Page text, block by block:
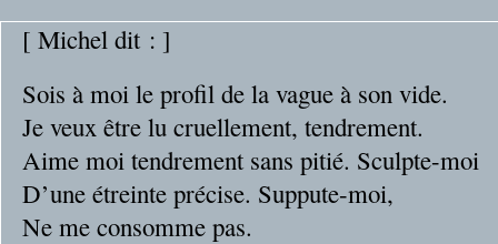
[ Michel dit : ]
Sois à moi le profil de la vague à son vide.
Je veux être lu cruellement, tendrement.
Aime moi tendrement sans pitié. Sculpte-moi
D’une étreinte précise. Suppute-moi,
Ne me consomme pas.